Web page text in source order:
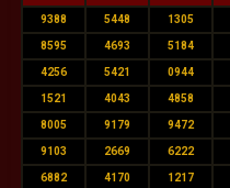
9388 5448 1305
8595 4693 5184
4256 5421 0944
1521 4043 4858
8005 9179 9472
9103 2669 6222
6882 4170 1217